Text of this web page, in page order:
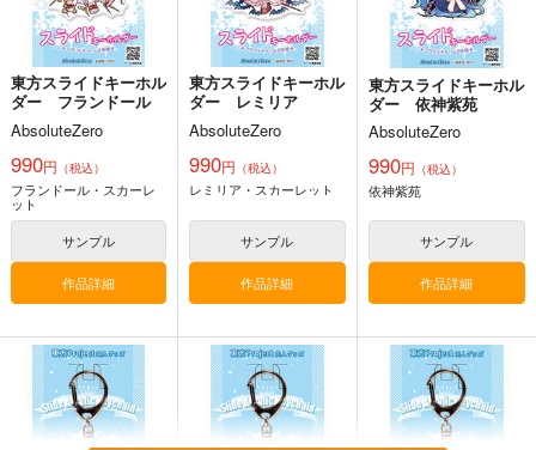
マジカルミライ2025-
初音ミ
枕カバー【YC1303】
eb
13,200円（税込）
VOCALOID 初音ミク
マジカルミライ2025-
初音ミ
枕カバー【YC1331】
eb
13,200円（税込）
VOCALOID 初音ミク
G.C.M Style
G.C.M Records
2,310 円 （税込）
サンプル
カート
サンプル
カート
サンプル
カート
東方スライドキーホル
ダー 古明地こいし
AbsoluteZero
東方スライドキーホル
ダー 依神紫苑
AbsoluteZero
東方スライドキーホル
ダー レミリア
AbsoluteZero
東方スライドキーホル
ダー フランドール
AbsoluteZero
990円 （税込）
フランドール・スカーレ
ット
サンプル
作品詳細
東方スライドキーホル
ダー レミリア
AbsoluteZero
990円 （税込）
レミリア・スカーレット
サンプル
作品詳細
東方スライドキーホル
ダー 依神紫苑
AbsoluteZero
990円 （税込）
依神紫苑
サンプル
作品詳細